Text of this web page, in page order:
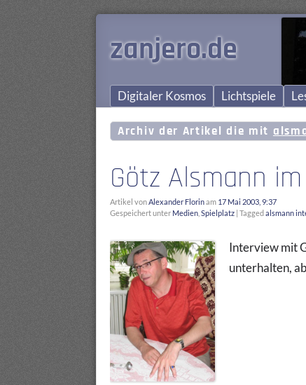
zanjero.de
Digitaler Kosmos Lichtspiele
Archiv der Artikel die mit
Götz Alsmann
Artikel vonAlexander Florinam 17 Mai 2003, 9:37
Gespeichert unter Medien Spielplatz | Taggedalsmann
Interview mit
unterhalten,